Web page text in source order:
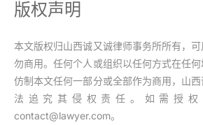
版权声明
本文版权归山西诚又诚律师事务所所有，
勿商用。任何个人或组织以任何方式在任何
仿制本文任何一部分或全部作为商用，山
法追究其侵权责任。如需授权
contact@lawyer.com。